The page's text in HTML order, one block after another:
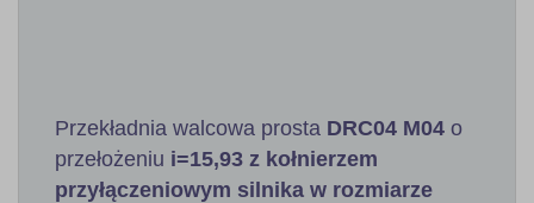
Przekładnia walcowa prosta DRC04 M04 o
przełożeniu i=15,93 z kołnierzem
przyłączeniowym silnika w rozmiarze